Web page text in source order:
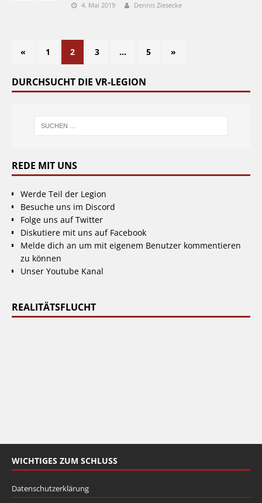
4. Mai 2019 Dennis Ziesecke
« 1 2 3 … 5 »
DURCHSUCHT DIE VR-LEGION
REDE MIT UNS
Werde Teil der Legion
Besuche uns im Discord
Folge uns auf Twitter
Diskutiere mit uns auf Facebook
Melde dich an um mit eigenem Benutzer kommentieren
zu können
Unser Youtube Kanal
REALITÄTSFLUCHT
WICHTIGES ZUM SCHLUSS
Datenschutzerklärung